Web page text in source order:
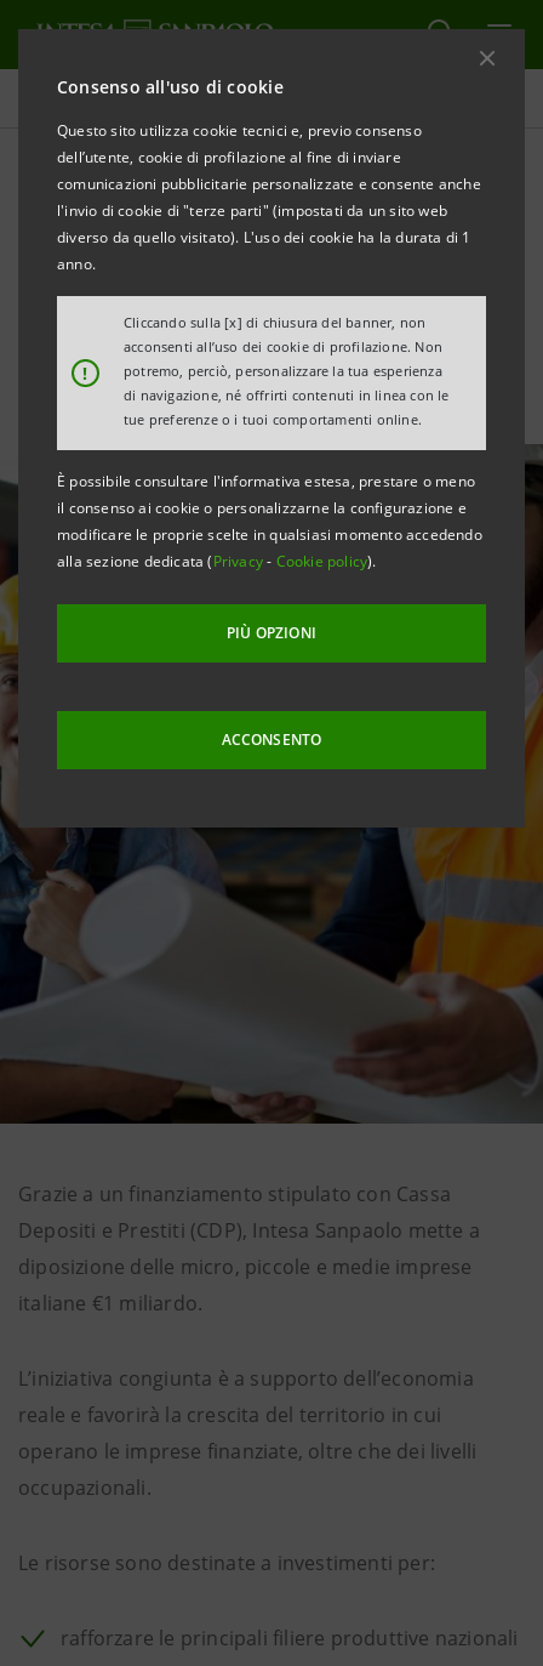
Consenso all'uso di cookie
Questo sito utilizza cookie tecnici e, previo consenso
dell’utente, cookie di profilazione al fine di inviare
comunicazioni pubblicitarie personalizzate e consente anche
l'invio di cookie di "terze parti" (impostati da un sito web
diverso da quello visitato). L'uso dei cookie ha la durata di 1
anno.
!
Cliccando sulla [x] di chiusura del banner, non
acconsenti all’uso dei cookie di profilazione. Non
potremo, perciò, personalizzare la tua esperienza
di navigazione, né offrirti contenuti in linea con le
tue preferenze o i tuoi comportamenti online.
È possibile consultare l'informativa estesa, prestare o meno
il consenso ai cookie o personalizzarne la configurazione e
modificare le proprie scelte in qualsiasi momento accedendo
alla sezione dedicata (Privacy- Cookie policy).
PIÙ OPZIONI
ACCONSENTO
Tutte le news
Con CDP, €1mld a supporto
degli investimenti di PMI e
Mid-Cap italiane
Grazie a un finanziamento stipulato con Cassa
Depositi e Prestiti (CDP), Intesa Sanpaolo mette a
diposizione delle micro, piccole e medie imprese
italiane €1 miliardo.
L’iniziativa congiunta è a supporto dell’economia
reale e favorirà la crescita del territorio in cui
operano le imprese finanziate, oltre che dei livelli
occupazionali.
Le risorse sono destinate a investimenti per:
rafforzare le principali filiere produttive nazionali